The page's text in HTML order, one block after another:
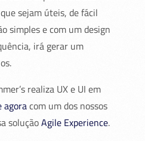
sejam úteis, de fácil
simples e com um design
irá gerar um
realiza UX e UI em
agoracom um dos nossos
soluçãoAgile Experience.